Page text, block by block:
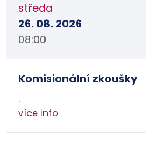
středa
26. 08. 2026
08:00
Komisionální zkoušky
.
více info